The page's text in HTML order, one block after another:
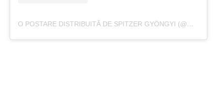
O POSTARE DISTRIBUITĂ DE SPITZER GYÖNGYI (@MAMAGESA)